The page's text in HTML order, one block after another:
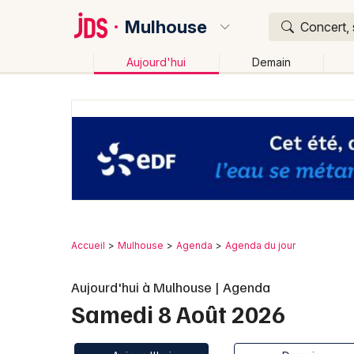
Mulhouse Concert,
Aujourd'hui Demain
Accueil Mulhouse Agenda Agenda du jour
Aujourd'hui à Mulhouse | Agenda
Samedi 8 Août 2026
Haut-Rhin (68)